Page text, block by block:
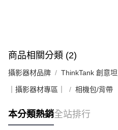
商品相關分類 (2)
攝影器材品牌 ThinkTank 創意
｜攝影器材專區｜ 相機包/背帶
本分類熱銷全站排行